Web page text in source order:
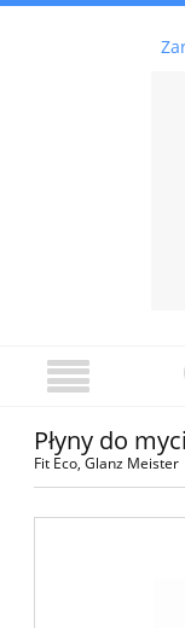
Płyny do
Fit Eco, Glanz Meister